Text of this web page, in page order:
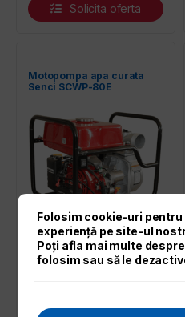
Solicita oferta
Motopompa apa curata
Senci SCWP-80E
2.079,00 lei
Folosim cookie-uri
experiență pe site-ul
Poți afla mai multe
folosim sau să le